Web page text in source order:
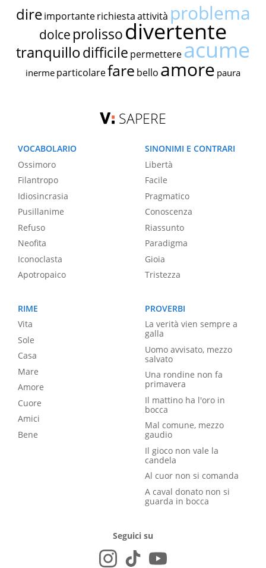
dire importante richiestaattività problema
dolce prolissodivertente
tranquillodifficile permettereacume
inerme particolarefare bello amore paura
SAPERE
VOCABOLARIO
Ossimoro
Filantropo
Idiosincrasia
Pusillanime
Refuso
Neofita
Iconoclasta
Apotropaico
SINONIMI E CONTRARI
Libertà
Facile
Pragmatico
Conoscenza
Riassunto
Paradigma
Gioia
Tristezza
RIME
Vita
Sole
Casa
Mare
Amore
Cuore
Amici
Bene
PROVERBI
La verità vien sempre a
galla
Uomo avvisato, mezzo
salvato
Una rondine non fa
primavera
Il mattino ha l'oro in
bocca
Mal comune, mezzo
gaudio
Il gioco non vale la
candela
Al cuor non si comanda
A caval donato non si
guarda in bocca
Seguici su